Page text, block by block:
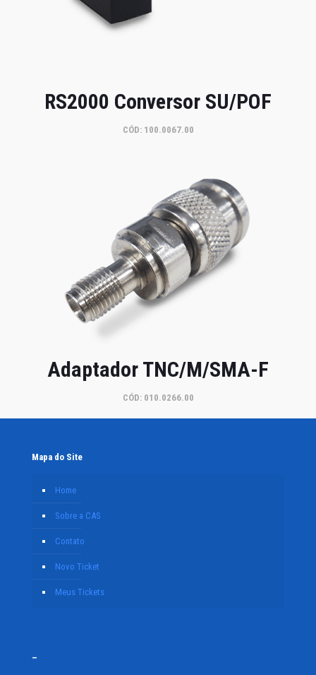
RS2000 Conversor SU/POF
CÓD: 100.0067.00
Adaptador TNC/M/SMA-F
CÓD: 010.0266.00
Mapa do Site
Home
Sobre a CAS
Contato
Novo Ticket
Meus Tickets
–